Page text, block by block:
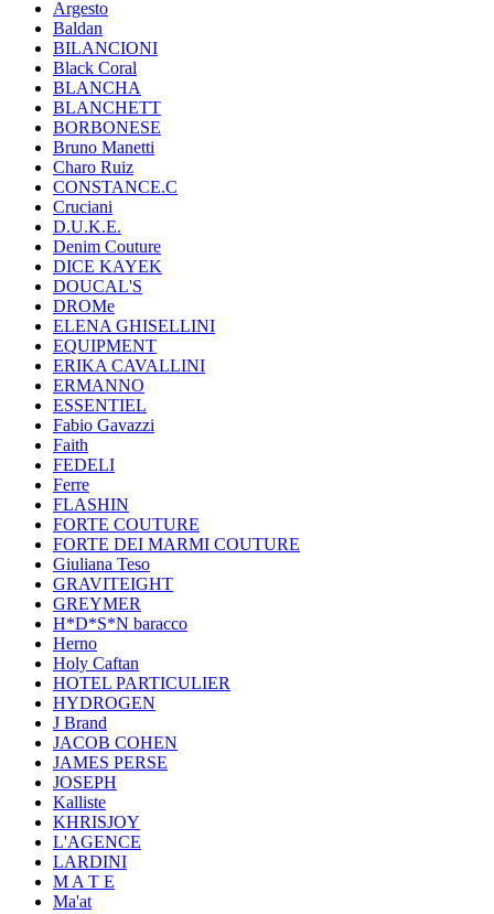
Argesto
Baldan
BILANCIONI
Black Coral
BLANCHA
BLANCHETT
BORBONESE
Bruno Manetti
Charo Ruiz
CONSTANCE.C
Cruciani
D.U.K.E.
Denim Couture
DICE KAYEK
DOUCAL'S
DROMe
ELENA GHISELLINI
EQUIPMENT
ERIKA CAVALLINI
ERMANNO
ESSENTIEL
Fabio Gavazzi
Faith
FEDELI
Ferre
FLASHIN
FORTE COUTURE
FORTE DEI MARMI COUTURE
Giuliana Teso
GRAVITEIGHT
GREYMER
H*D*S*N baracco
Herno
Holy Caftan
HOTEL PARTICULIER
HYDROGEN
J Brand
JACOB COHEN
JAMES PERSE
JOSEPH
Kalliste
KHRISJOY
L'AGENCE
LARDINI
M A T E
Ma'at